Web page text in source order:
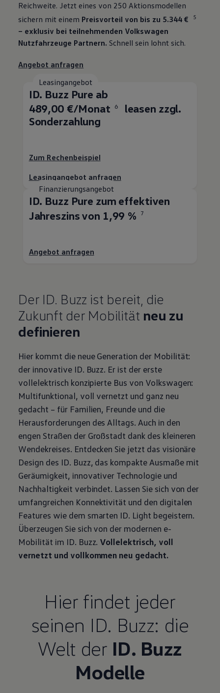
Reichweite. Jetzt eines von 250 Aktionsmodellen
sichern mit einem Preisvorteil von bis zu 5.344 € 5
– exklusiv bei teilnehmenden Volkswagen
Nutzfahrzeuge Partnern. Schnell sein lohnt sich.
Angebot anfragen
Leasingangebot
ID. Buzz Pure ab
489,00 €/Monat
6
leasen zzgl.
Sonderzahlung
Zum Rechenbeispiel
Leasingangebot anfragen
Finanzierungsangebot
ID. Buzz Pure zum effektiven
Jahreszins von 1,99 %
7
Angebot anfragen
Der ID. Buzz ist bereit, die
Zukunft der Mobilität neu zu
definieren
Hier kommt die neue Generation der Mobilität:
der innovative ID. Buzz. Er ist der erste
vollelektrisch konzipierte Bus von Volkswagen:
Multifunktional, voll vernetzt und ganz neu
gedacht – für Familien, Freunde und die
Herausforderungen des Alltags. Auch in den
engen Straßen der Großstadt dank des kleineren
Wendekreises. Entdecken Sie jetzt das visionäre
Design des ID. Buzz, das kompakte Ausmaße mit
Geräumigkeit, innovativer Technologie und
Nachhaltigkeit verbindet. Lassen Sie sich von der
umfangreichen Konnektivität und den digitalen
Features wie dem smarten ID. Light begeistern.
Überzeugen Sie sich von der modernen e-
Mobilität im ID. Buzz. Vollelektrisch, voll
vernetzt und vollkommen neu gedacht.
Hier findet jeder
seinen ID. Buzz: die
Welt der ID. Buzz
Modelle